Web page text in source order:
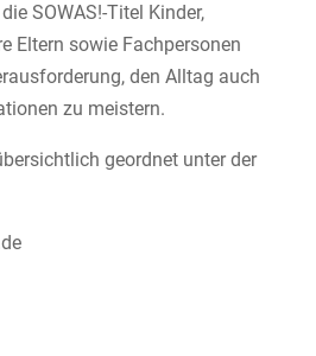
SOWAS!-Titel Kinder,
Eltern sowie Fachpersonen
den Alltag auch
zu meistern.
geordnet unter der